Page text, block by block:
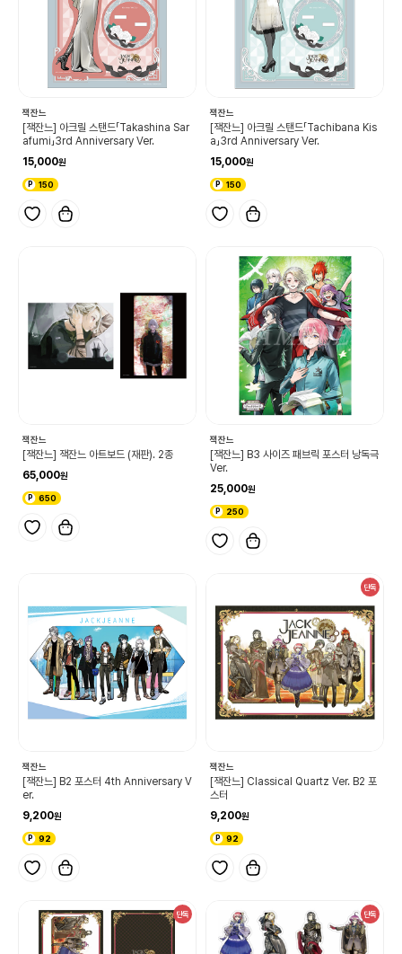
잭잔느
[잭잔느] 아크릴 스탠드「Takashina Sar
afumi」3rd Anniversary Ver.
15,000
150
잭잔느
[잭잔느] 아크릴 스탠드「Tachibana Kis
a」3rd Anniversary Ver.
15,000
150
잭잔느
[잭잔느] 잭잔느 아트보드 (재판). 2종
65,000
650
잭잔느
[잭잔느] B3 사이즈 패브릭 포스터 낭독극
Ver.
25,000
250
잭잔느
[잭잔느] B2 포스터 4th Anniversary V
er.
9,200
92
단독
잭잔느
[잭잔느] Classical Quartz Ver. B2 포
스터
9,200
92
단독 단독